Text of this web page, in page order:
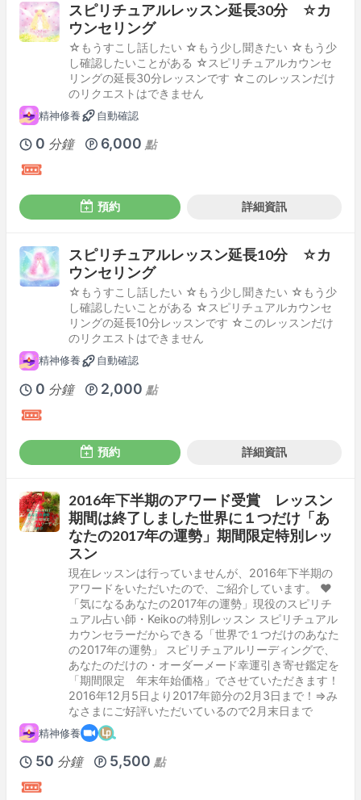
スピリチュアルレッスン延長30分 ☆カ
ウンセリング
☆もうすこし話したい ☆もう少し聞きたい ☆もう少
し確認したいことがある ☆スピリチュアルカウンセ
リングの延長30分レッスンです ☆このレッスンだけ
のリクエストはできません
精神修養 自動確認
0 分鐘 6,000 點
預約 詳細資訊
スピリチュアルレッスン延長10分 ☆カ
ウンセリング
☆もうすこし話したい ☆もう少し聞きたい ☆もう少
し確認したいことがある ☆スピリチュアルカウンセ
リングの延長10分レッスンです ☆このレッスンだけ
のリクエストはできません
精神修養 自動確認
0 分鐘 2,000 點
預約 詳細資訊
2016年下半期のアワード受賞 レッスン
期間は終了しました世界に１つだけ「あ
なたの2017年の運勢」期間限定特別レッ
スン
現在レッスンは行っていませんが、2016年下半期の
アワードをいただいたので、ご紹介しています。 ❤
「気になるあなたの2017年の運勢」現役のスピリチ
ュアル占い師・Keikoの特別レッスン スピリチュアル
カウンセラーだからできる「世界で１つだけのあなた
の2017年の運勢」 スピリチュアルリーディングで、
あなたのだけの・オーダーメード幸運引き寄せ鑑定を
「期間限定 年末年始価格」でさせていただきます！
2016年12月5日より2017年節分の2月3日まで！⇒み
なさまにご好評いただいているので2月末日まで
精神修養
50 分鐘 5,500 點